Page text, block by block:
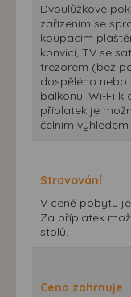
Dvoulůžkové
zařízením se
koupacím
konvicí, TV se
trezorem (bez
dospělého nebo
balkonu. Wi-Fi k
příplatek je
čelním
Stravování
V ceně pobytu
Za příplatek
stolů.
Cena zahrnuje